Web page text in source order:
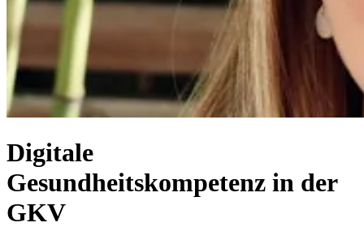
Digitale
Gesundheitskompetenz in der
GKV